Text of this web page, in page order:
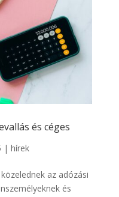
és céges
| hírek
az adózási
és